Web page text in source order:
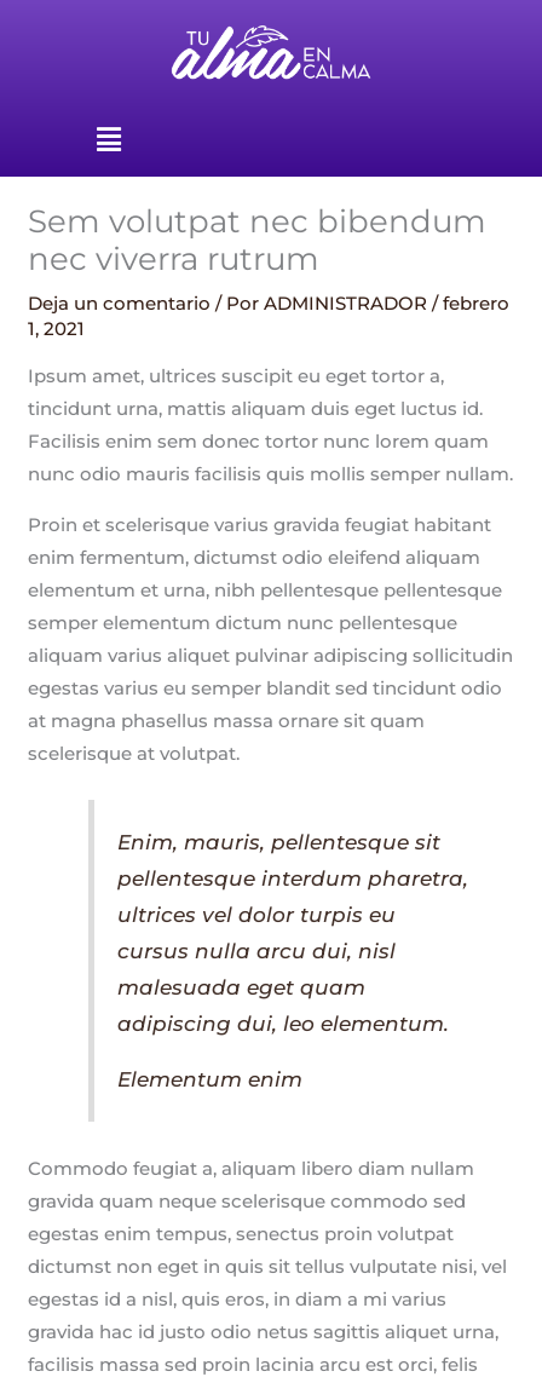
Menú
Sem volutpat nec bibendum
nec viverra rutrum
Deja un comentario / PorADMINISTRADOR/febrero
1, 2021
Ipsum amet, ultrices suscipit eu eget tortor a,
tincidunt urna, mattis aliquam duis eget luctus id.
Facilisis enim sem donec tortor nunc lorem quam
nunc odio mauris facilisis quis mollis semper nullam.
Proin et scelerisque varius gravida feugiat habitant
enim fermentum, dictumst odio eleifend aliquam
elementum et urna, nibh pellentesque pellentesque
semper elementum dictum nunc pellentesque
aliquam varius aliquet pulvinar adipiscing sollicitudin
egestas varius eu semper blandit sed tincidunt odio
at magna phasellus massa ornare sit quam
scelerisque at volutpat.
Enim, mauris, pellentesque sit
pellentesque interdum pharetra,
ultrices vel dolor turpis eu
cursus nulla arcu dui, nisl
malesuada eget quam
adipiscing dui, leo elementum.
Elementum enim
Commodo feugiat a, aliquam libero diam nullam
gravida quam neque scelerisque commodo sed
egestas enim tempus, senectus proin volutpat
dictumst non eget in quis sit tellus vulputate nisi, vel
egestas id a nisl, quis eros, in diam a mi varius
gravida hac id justo odio netus sagittis aliquet urna,
facilisis massa sed proin lacinia arcu est orci, felis